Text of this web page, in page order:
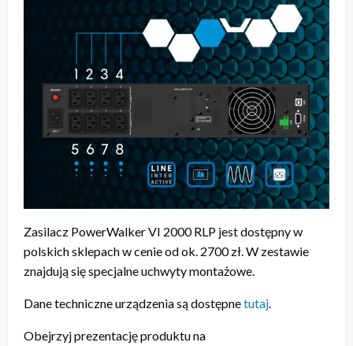
Zasilacz PowerWalker VI 2000 RLP jest dostępny w
polskich sklepach w cenie od ok. 2700 zł. W zestawie
znajdują się specjalne uchwyty montażowe.
Dane techniczne urządzenia są dostępnetutaj.
Obejrzyj prezentację produktu na